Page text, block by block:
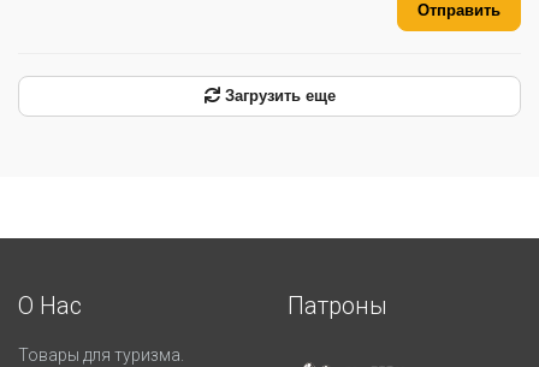
Отправить
Загрузить еще
О Нас
Товары для туризма.
Патроны